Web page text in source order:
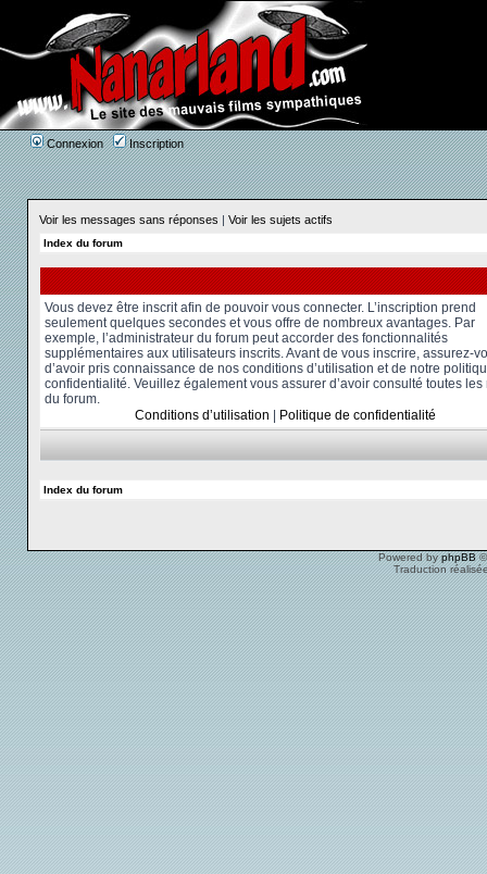
Connexion Inscription
Voir les messages sans réponses | Voir les sujets actifs
Index du forum
Vous devez être inscrit afin de pouvoir vous connecter. L’inscription prend
seulement quelques secondes et vous offre de nombreux avantages. Par
exemple, l’administrateur du forum peut accorder des fonctionnalités
supplémentaires aux utilisateurs inscrits. Avant de vous inscrire, assurez-
d’avoir pris connaissance de nos conditions d’utilisation et de notre
confidentialité. Veuillez également vous assurer d’avoir consulté toutes les
du forum.
Conditions d’utilisation
Politique de confidentialité
Index du forum
Powered byphpBB©
Traduction